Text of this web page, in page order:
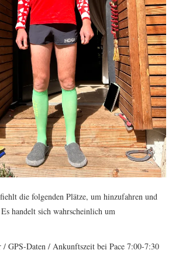
die folgenden Plätze, um hinzufahren und
handelt sich wahrscheinlich um
GPS-Daten / Ankunftszeit bei Pace 7:00-7:30